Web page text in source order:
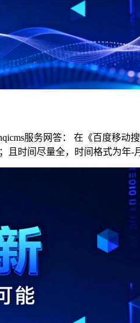
服务网答： 在《百度移
时间尽量全，时间格式为年-